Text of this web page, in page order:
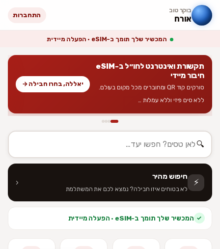
בוקר טוב
אורח התחברות
המכשיר שלך תומך ב-eSIM · הפעלה מיידית
תקשורת ואינטרנט לחו״ל ב-eSIM
חיבור מיידי
סורקים קוד QR ומחוברים מכל מקום בעולם.
ללא סים פיזי וללא עמלות …
יאללה, בחרו חבילה →
🔍
⚡
חיפוש מהיר
לא בטוחים איזו חבילה? נמצא לכם את המשתלמת
‹
✓ המכשיר שלך תומך ב-eSIM · הפעלה מיידית